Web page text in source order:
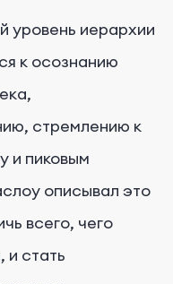
уровень иерархии
к осознанию
стремлению к
и пиковым
описывал это
всего, чего
и стать